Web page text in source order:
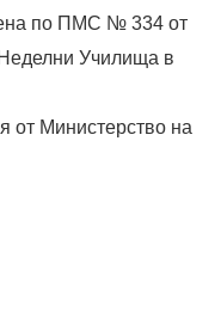
по ПМС № 334 от
Училища в
от Министерство на